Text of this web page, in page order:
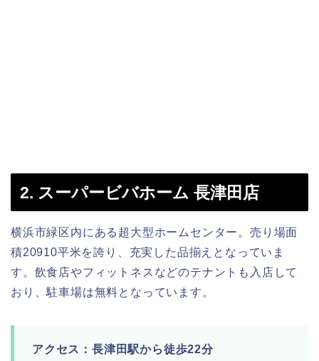
2. スーパービバホーム 長津田店
横浜市緑区内にある超大型ホームセンター。売り場面
積20910平米を誇り、充実した品揃えとなっていま
す。飲食店やフィットネスなどのテナントも入店して
おり、駐車場は無料となっています。
アクセス：長津田駅から徒歩22分